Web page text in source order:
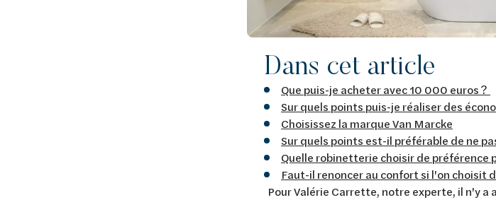
Dans cet article
Que puis-je acheter avec 10 000 euros ?
Sur quels points puis-je réaliser des
Choisissez la marque Van Marcke
Sur quels points est-il préférable de ne
Quelle robinetterie choisir de préférence
Faut-il renoncer au confort si l'on choisit
Pour Valérie Carrette, notre experte, il n'y a